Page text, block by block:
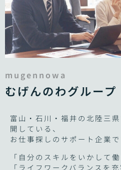
mugennowa
むげんのわグループ
富山・石川・福井の北陸三
開している、
お仕事探しのサポート企業で
「自分のスキルをいかして働
「ライフワークバランスを充